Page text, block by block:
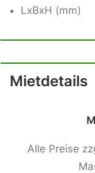
LxBxH
Mietdetails
Alle Preise